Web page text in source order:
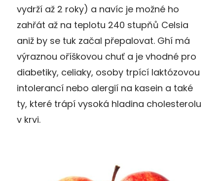
vydrží až 2 roky) a navíc je možné ho
zahřát až na teplotu 240 stupňů Celsia
aniž by se tuk začal přepalovat. Ghí má
výraznou oříškovou chuť a je vhodné pro
diabetiky, celiaky, osoby trpící laktózovou
intolerancí nebo alergií na kasein a také
ty, které trápí vysoká hladina cholesterolu
v krvi.